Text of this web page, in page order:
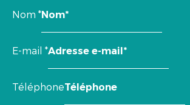
Nom *
E-mail *
Téléphone